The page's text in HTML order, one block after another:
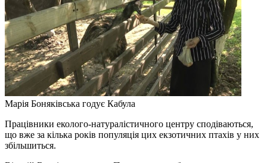
Марія Боняківська годує Кабула
Працівники еколого-натуралістичного центру сподіваються,
що вже за кілька років популяція цих екзотичних птахів у них
збільшиться.